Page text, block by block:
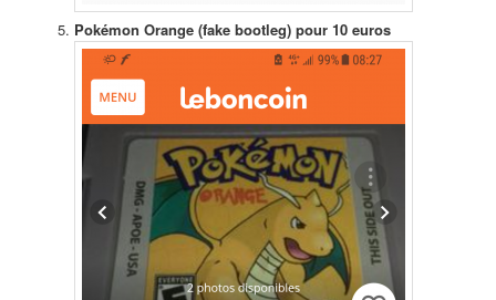
Pokémon Orange (fake bootleg) pour 10 euros